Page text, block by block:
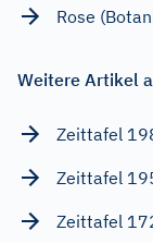
Rose
Weitere Artikel
Zeittafel
Zeittafel
Zeittafel